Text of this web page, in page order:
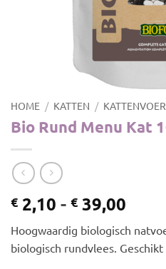
HOME / KATTEN / KATTENVOER
Bio Rund Menu Kat
€ 2,10 - € 39,00
€ 2,10
tot
€
Hoogwaardig biologisch
biologisch rundvlees.